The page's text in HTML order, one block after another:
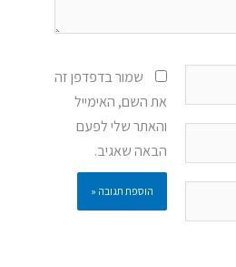
שמור בדפדפן זה
את השם, האימייל
והאתר שלי לפעם
הבאה שאגיב.